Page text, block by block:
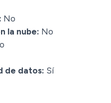
No
la nube: No
de datos: Sí